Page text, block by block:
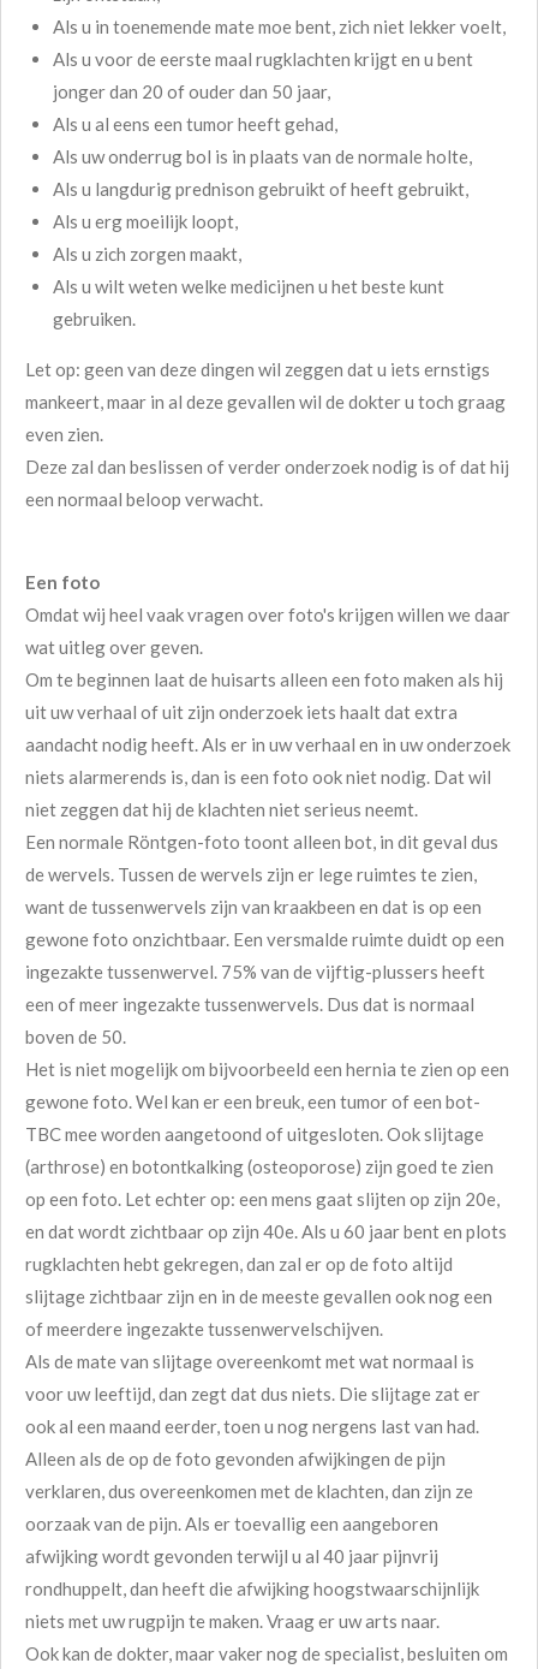
Als u in toenemende mate moe bent, zich niet lekker voelt,
Als u voor de eerste maal rugklachten krijgt en u bent
jonger dan 20 of ouder dan 50 jaar,
Als u al eens een tumor heeft gehad,
Als uw onderrug bol is in plaats van de normale holte,
Als u langdurig prednison gebruikt of heeft gebruikt,
Als u erg moeilijk loopt,
Als u zich zorgen maakt,
Als u wilt weten welke medicijnen u het beste kunt
gebruiken.
Let op: geen van deze dingen wil zeggen dat u iets ernstigs
mankeert, maar in al deze gevallen wil de dokter u toch graag
even zien.
Deze zal dan beslissen of verder onderzoek nodig is of dat hij
een normaal beloop verwacht.
Een foto
Omdat wij heel vaak vragen over foto's krijgen willen we daar
wat uitleg over geven.
Om te beginnen laat de huisarts alleen een foto maken als hij
uit uw verhaal of uit zijn onderzoek iets haalt dat extra
aandacht nodig heeft. Als er in uw verhaal en in uw onderzoek
niets alarmerends is, dan is een foto ook niet nodig. Dat wil
niet zeggen dat hij de klachten niet serieus neemt.
Een normale Röntgen-foto toont alleen bot, in dit geval dus
de wervels. Tussen de wervels zijn er lege ruimtes te zien,
want de tussenwervels zijn van kraakbeen en dat is op een
gewone foto onzichtbaar. Een versmalde ruimte duidt op een
ingezakte tussenwervel. 75% van de vijftig-plussers heeft
een of meer ingezakte tussenwervels. Dus dat is normaal
boven de 50.
Het is niet mogelijk om bijvoorbeeld een hernia te zien op een
gewone foto. Wel kan er een breuk, een tumor of een bot-
TBC mee worden aangetoond of uitgesloten. Ook slijtage
(arthrose) en botontkalking (osteoporose) zijn goed te zien
op een foto. Let echter op: een mens gaat slijten op zijn 20e,
en dat wordt zichtbaar op zijn 40e. Als u 60 jaar bent en plots
rugklachten hebt gekregen, dan zal er op de foto altijd
slijtage zichtbaar zijn en in de meeste gevallen ook nog een
of meerdere ingezakte tussenwervelschijven.
Als de mate van slijtage overeenkomt met wat normaal is
voor uw leeftijd, dan zegt dat dus niets. Die slijtage zat er
ook al een maand eerder, toen u nog nergens last van had.
Alleen als de op de foto gevonden afwijkingen de pijn
verklaren, dus overeenkomen met de klachten, dan zijn ze
oorzaak van de pijn. Als er toevallig een aangeboren
afwijking wordt gevonden terwijl u al 40 jaar pijnvrij
rondhuppelt, dan heeft die afwijking hoogstwaarschijnlijk
niets met uw rugpijn te maken. Vraag er uw arts naar.
Ook kan de dokter, maar vaker nog de specialist, besluiten om